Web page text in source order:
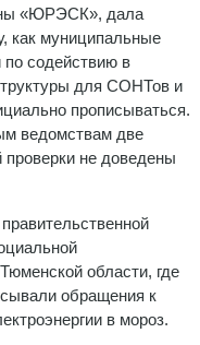
«ЮРЭСК», дала
как муниципальные
по содействию в
для СОНТов и
прописываться.
ведомствам две
проверки не доведены
области, где
обращения к
в мороз.